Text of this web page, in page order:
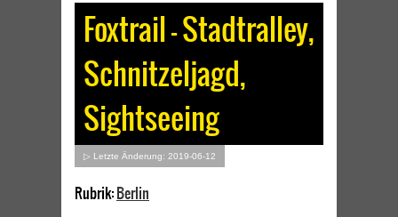
Foxtrail – Stadtralley,
Schnitzeljagd,
Sightseeing
▷ Letzte Änderung: 2019-06-12
Rubrik:Berlin